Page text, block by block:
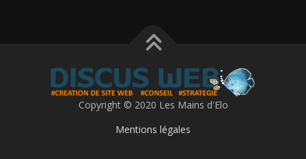
Copyright © 2020 Les Mains d'Elo
Mentions légales